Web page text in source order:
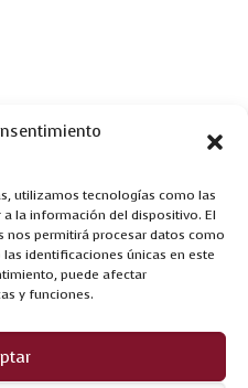
utilizamos tecnologías como las
la información del dispositivo. El
permitirá procesar datos como
identificaciones únicas en este
puede afectar
y funciones.
DE ZARAGOZA!
DEL MUEBLE YECLA 2017